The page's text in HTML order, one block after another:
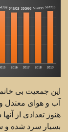
این جمعیت بی
آب و هوای معتدل
هنوز تعدادی از
بسیار سرد شده و